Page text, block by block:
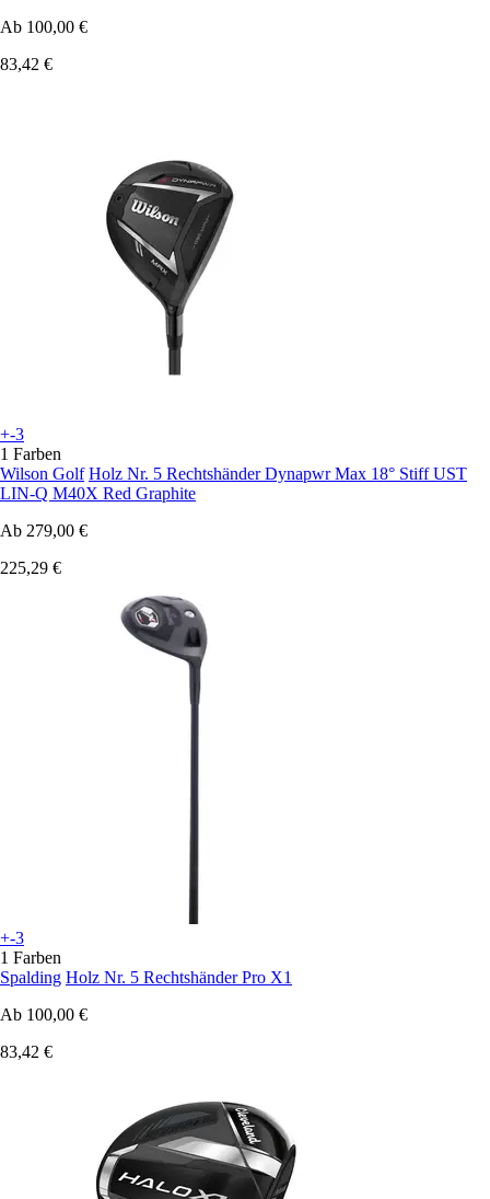
Ab 100,00 €
83,42 €
+-3
1 Farben
Wilson Golf Holz Nr. 5 Rechtshänder Dynapwr Max 18° Stiff UST
LIN-Q M40X Red Graphite
Ab 279,00 €
225,29 €
+-3
1 Farben
Spalding Holz Nr. 5 Rechtshänder Pro X1
Ab 100,00 €
83,42 €